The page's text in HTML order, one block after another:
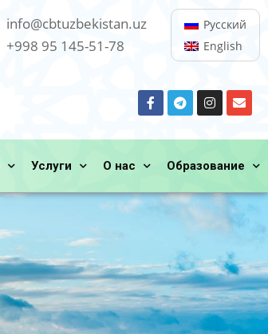
info@cbtuzbekistan.uz
+998 95 145-51-78
Русский
English
Услуги О нас Образование